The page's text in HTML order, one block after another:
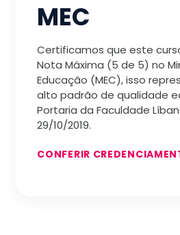
MEC
Certificamos que este
Nota Máxima (5 de 5) no
Educação (MEC), isso
alto padrão de qualidade
Portaria da Faculdade
29/10/2019.
CONFERIR